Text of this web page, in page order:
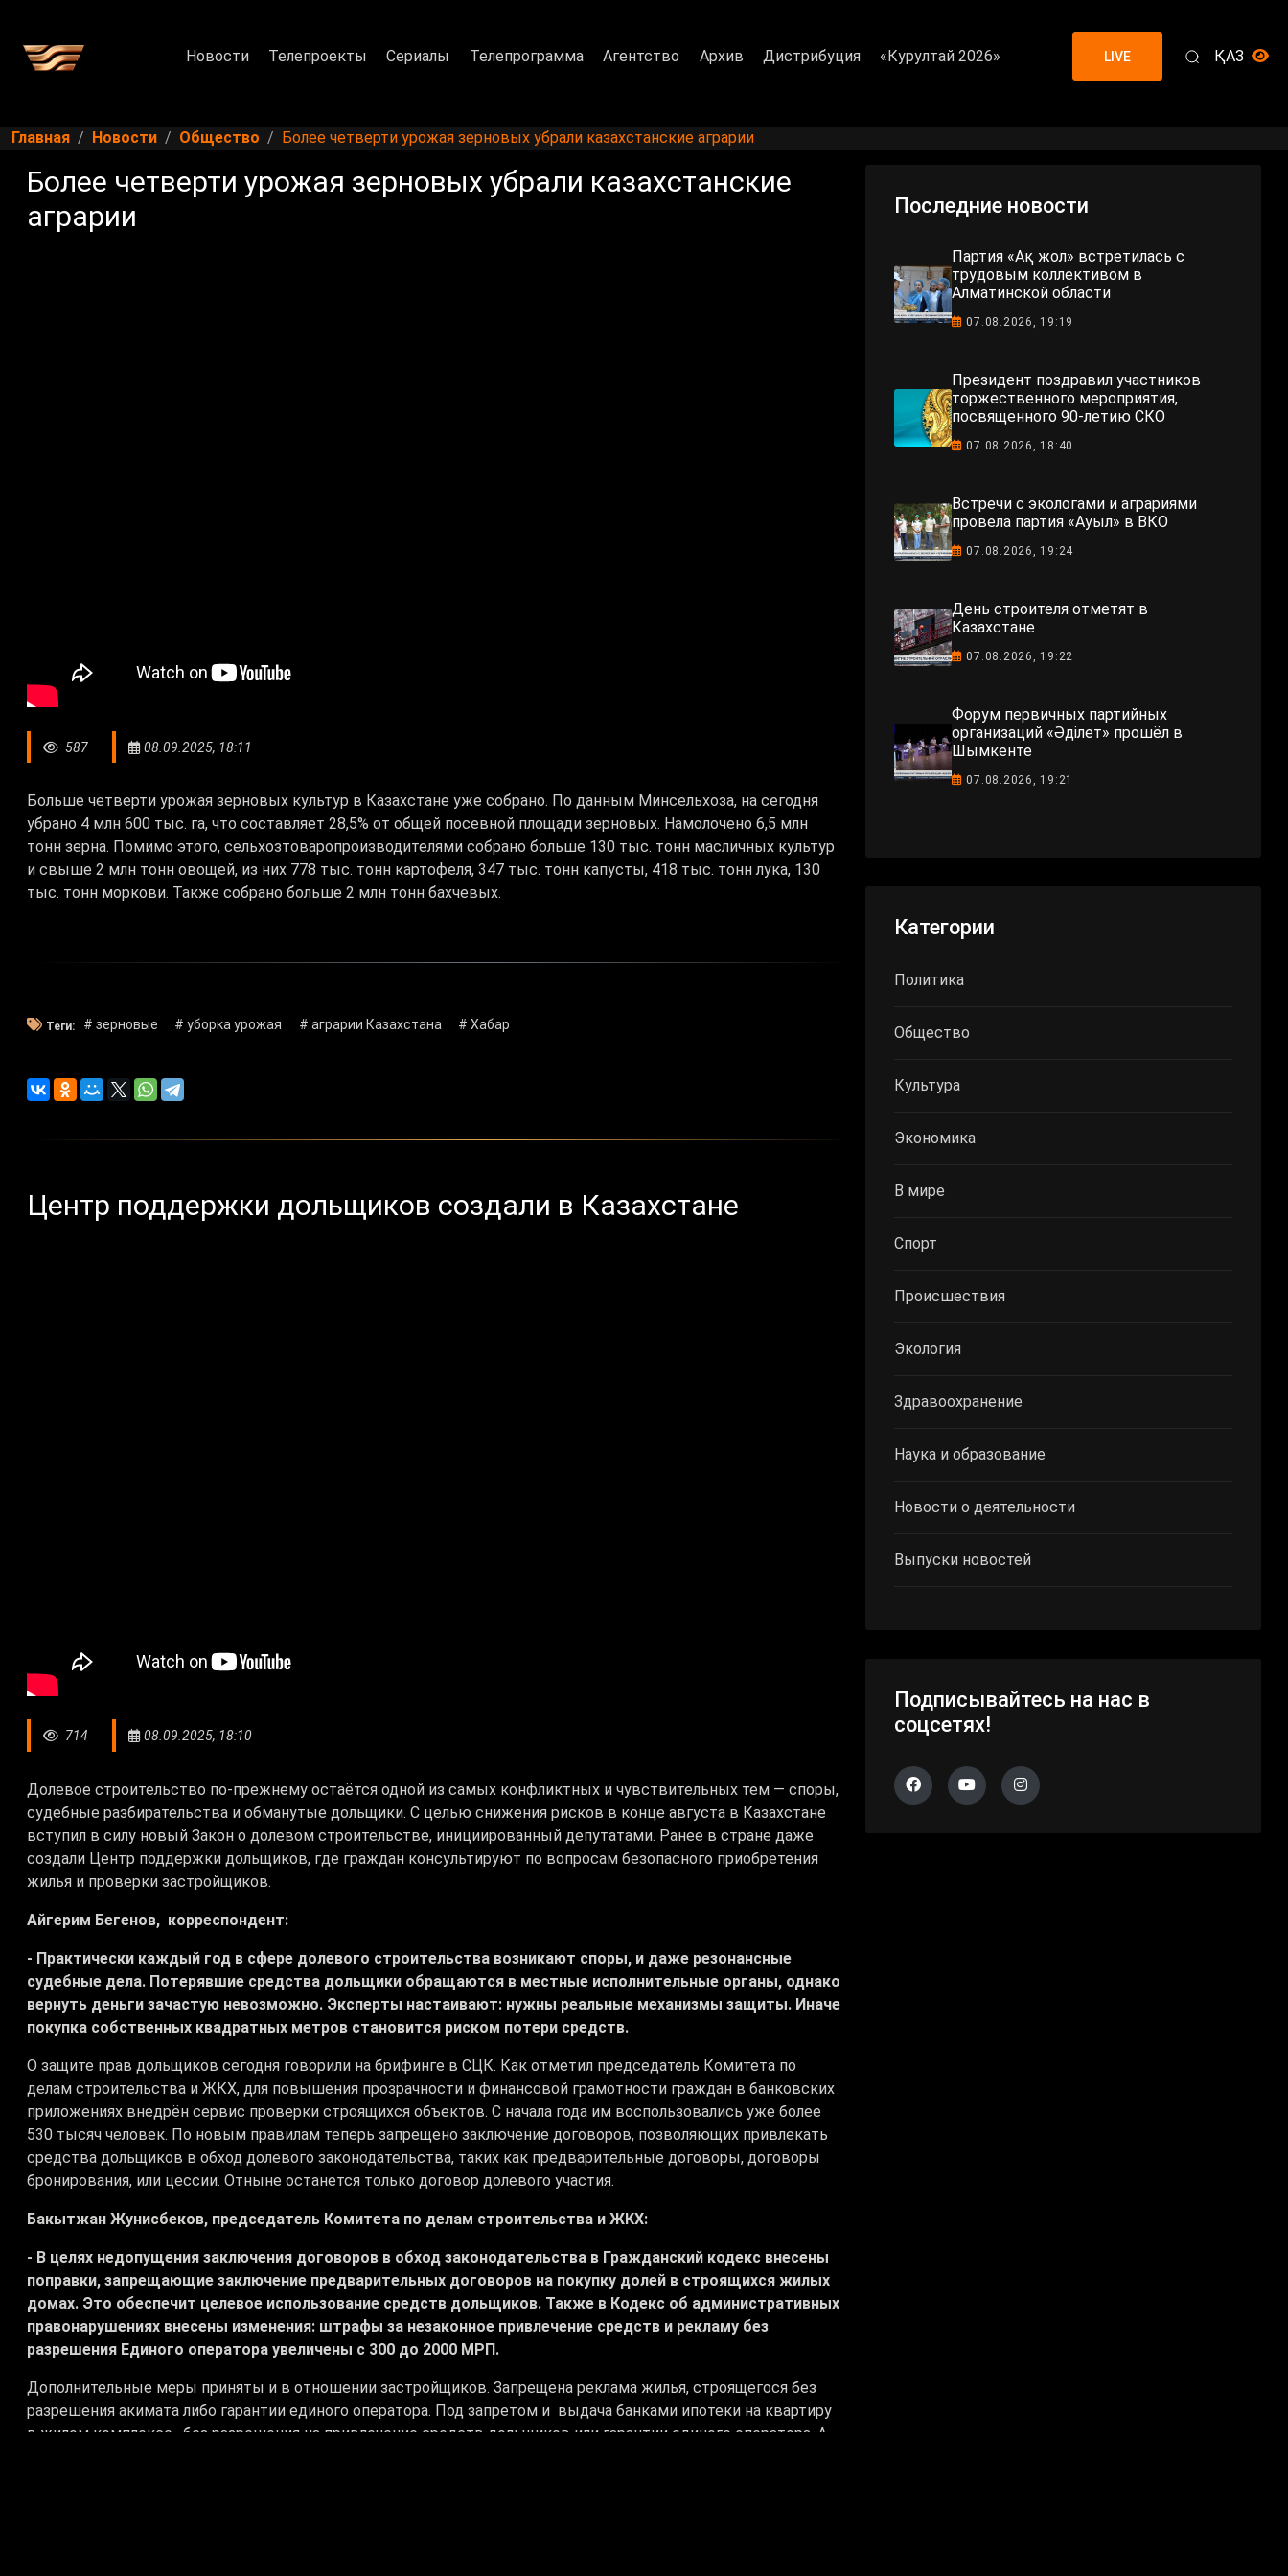
Новости Телепроекты Сериалы Телепрограмма Агентство Архив Дистрибуция «Курултай 2026» LIVE ҚАЗ
Главная Новости Общество Более четверти урожая зерновых убрали казахстанские аграрии
Более четверти урожая зерновых убрали казахстанские
аграрии
587 08.09.2025, 18:11
Больше четверти урожая зерновых культур в Казахстане уже собрано. По данным Минсельхоза, на сегодня
убрано 4 млн 600 тыс. га, что составляет 28,5% от общей посевной площади зерновых. Намолочено 6,5 млн
тонн зерна. Помимо этого, сельхозтоваропроизводителями собрано больше 130 тыс. тонн масличных культур
и свыше 2 млн тонн овощей, из них 778 тыс. тонн картофеля, 347 тыс. тонн капусты, 418 тыс. тонн лука, 130
тыс. тонн моркови. Также собрано больше 2 млн тонн бахчевых.
Теги: # зерновые # уборка урожая # аграрии Казахстана # Хабар
Центр поддержки дольщиков создали в Казахстане
714 08.09.2025, 18:10
Долевое строительство по-прежнему остаётся одной из самых конфликтных и чувствительных тем — споры,
судебные разбирательства и обманутые дольщики. С целью снижения рисков в конце августа в Казахстане
вступил в силу новый Закон о долевом строительстве, инициированный депутатами. Ранее в стране даже
создали Центр поддержки дольщиков, где граждан консультируют по вопросам безопасного приобретения
жилья и проверки застройщиков.
Айгерим Бегенов, корреспондент:
- Практически каждый год в сфере долевого строительства возникают споры, и даже резонансные
судебные дела. Потерявшие средства дольщики обращаются в местные исполнительные органы, однако
вернуть деньги зачастую невозможно. Эксперты настаивают: нужны реальные механизмы защиты. Иначе
покупка собственных квадратных метров становится риском потери средств.
О защите прав дольщиков сегодня говорили на брифинге в СЦК. Как отметил председатель Комитета по
делам строительства и ЖКХ, для повышения прозрачности и финансовой грамотности граждан в банковских
приложениях внедрён сервис проверки строящихся объектов. С начала года им воспользовались уже более
530 тысяч человек. По новым правилам теперь запрещено заключение договоров, позволяющих привлекать
средства дольщиков в обход долевого законодательства, таких как предварительные договоры, договоры
бронирования, или цессии. Отныне останется только договор долевого участия.
Бакытжан Жунисбеков, председатель Комитета по делам строительства и ЖКХ:
- В целях недопущения заключения договоров в обход законодательства в Гражданский кодекс внесены
поправки, запрещающие заключение предварительных договоров на покупку долей в строящихся жилых
домах. Это обеспечит целевое использование средств дольщиков. Также в Кодекс об административных
правонарушениях внесены изменения: штрафы за незаконное привлечение средств и рекламу без
разрешения Единого оператора увеличены с 300 до 2000 МРП.
Дополнительные меры приняты и в отношении застройщиков. Запрещена реклама жилья, строящегося без
разрешения акимата либо гарантии единого оператора. Под запретом и выдача банками ипотеки на квартиру
в жилом комплексе, без разрешения на привлечение средств дольщиков или гарантии единого оператора. А
Последние новости
Партия «Ақ жол» встретилась с
трудовым коллективом в
Алматинской области
07.08.2026, 19:19
Президент поздравил участников
торжественного мероприятия,
посвященного 90-летию СКО
07.08.2026, 18:40
Встречи с экологами и аграриями
провела партия «Ауыл» в ВКО
07.08.2026, 19:24
День строителя отметят в
Казахстане
07.08.2026, 19:22
Форум первичных партийных
организаций «Әділет» прошёл в
Шымкенте
07.08.2026, 19:21
Категории
Политика
Общество
Культура
Экономика
В мире
Спорт
Происшествия
Экология
Здравоохранение
Наука и образование
Новости о деятельности
Выпуски новостей
Подписывайтесь на нас в
соцсетях!